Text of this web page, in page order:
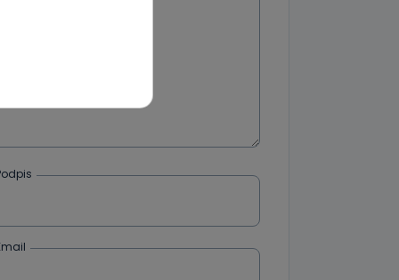
oraz
Wolności
od